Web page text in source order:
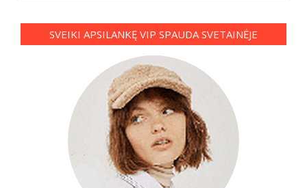
SVEIKI APSILANKĘ VIP SPAUDA SVETAINĖJE